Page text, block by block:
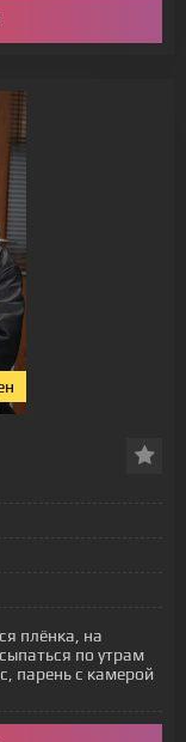
плёнка, на
по утрам
парень с камерой